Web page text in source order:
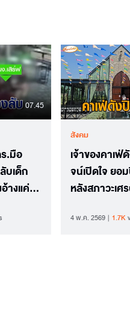
07.45
.มือ
บเด็ก
างแค่
สังคม
เจ้าของคาเฟ่
จน์เปิดใจ ยอ
หลังสภาวะเศ
4 พ.ค. 2569 1.7K